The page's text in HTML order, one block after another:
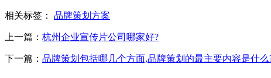
相关标签： 品牌策划方案
上一篇： 杭州企业宣传片公司哪家好?
下一篇： 品牌策划包括哪几个方面,品牌策划的最主要内容是什么